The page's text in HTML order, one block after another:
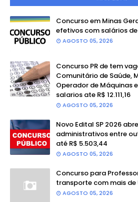
Concurso em Minas
efetivos com salários de
AGOSTO 05, 2026
Concurso PR de tem
Comunitário de Saúde,
Operador de Máquinas
salarios ate R$ 12.111,16
AGOSTO 05, 2026
Novo Edital SP 2026
administrativos entre
até R$ 5.503,44
AGOSTO 05, 2026
Concurso para
transporte com mais de
AGOSTO 05, 2026